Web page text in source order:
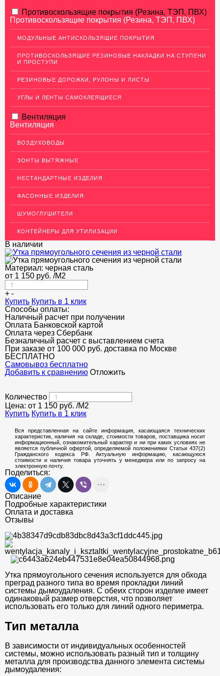
АЛЮМИНИЕВЫЙ ПРОКАТ
НЕРЖАВЕЮЩАЯ СТАЛЬ
МЕДНЫЙ ПРОКАТ
ЛАТУННЫЙ ПРОКАТ
ДЕКОР НЕРЖАВЕЙКА
ОГРАЖДЕНИЯ ДЛЯ ЛЕСТНИЦ
ЭЛЕКТРОДЫ
ДЕКОРАТИВНЫЙ УГОЛОК
МЕТАЛЛИЧЕСКИЕ ПОРОГИ НАПОЛЬНЫЕ (ДЛЯ ПОЛА),
РАСКЛАДКА, ПЛИНТУС
ПОТОЛКИ
АКЦИИ
НЕДОРОГОЙ МЕТАЛЛОПРОКАТ
Противоскользящие покрытия (Резина, ТЭП, ПВХ)
Противоскользящие покрытия (Резина, ТЭП, ПВХ)
МОДУЛЬНЫЕ АНТИСКОЛЬЗЯЩИЕ ПОКРЫТИЯ
ПРОТИВОСКОЛЬЗЯЩИЕ РЕЗИНОВЫЕ НАКЛАДКИ НА СТУПЕНИ
И ПРОСТУПИ
РЕЗИНОВЫЕ ДОРОЖКИ, РУЛОНЫ И ЛИСТЫ
УГЛЫ И ЛЕНТЫ САМОКЛЕЯЩИЕСЯ
Вентиляция
Вентиляция
ВОЗДУХОВОДЫ
ЗОНТЫ ВЫТЯЖНЫЕ
НЕСТАНДАРТНЫЕ ИЗДЕЛИЯ
ФАСОННЫЕ ИЗДЕЛИЯ
ШУМОГЛУШИТЕЛИ
КОНТЕЙНЕРЫ ДЛЯ УТИЛИЗАЦИИ
В наличии
Материал: черная сталь
от 1 150 руб. /М2
+ -
Купить Купить в 1 клик
Способы оплаты:
Наличный расчет при получении
Оплата Банковской картой
Оплата через Сбербанк
Безналичный расчет с выставлением счета
При заказе от 100 000 руб. доставка по Москве
БЕСПЛАТНО
Cамовывоз бесплатно
Добавить к сравнению Отложить
Количество
Цена: от 1 150 руб. /М2
Купить Купить в 1 клик
Вся представленная на сайте информация, касающаяся технических
характеристик, наличия на складе, стоимости товаров, поставщика носит
информационный, ознакомительный характер и ни при каких условиях не
является публичной офертой, определяемой положениями Статьи 437(2)
Гражданского кодекса РФ. Актуальную информацию, касающуюся
стоимости и наличия товара уточнять у менеджера или по запросу на
электронную почту.
Поделиться:
Описание
Подробные характеристики
Оплата и доставка
Отзывы
Утка прямоугольного сечения используется для обхода
преград разного типа во время прокладки линий
системы дымоудаления. С обеих сторон изделие имеет
одинаковый размер отверстия, что позволяет
использовать его только для линий одного периметра.
Тип металла
В зависимости от индивидуальных особенностей
системы, можно использовать разный тип и толщину
металла для производства данного элемента системы
дымоудаления: